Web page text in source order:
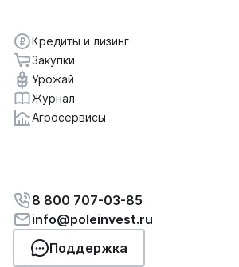
Кредиты и лизинг
Закупки
Урожай
Журнал
Агросервисы
8 800 707-03-85
info@poleinvest.ru
Поддержка